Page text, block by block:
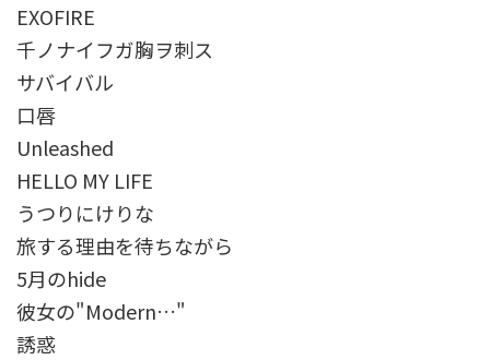
EXOFIRE
千ノナイフガ胸ヲ刺ス
サバイバル
口唇
Unleashed
HELLO MY LIFE
うつりにけりな
旅する理由を待ちながら
5月のhide
彼女の"Modern…"
誘惑